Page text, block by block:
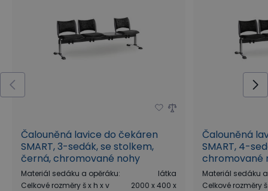
Čalouněná lavice do čekáren
SMART, 3-sedák, se stolkem,
černá, chromované nohy
Materiál sedáku a opěráku:
látka
Celkové rozměry š x h x v
2000 x 400 x
Čalouněná
SMART, 4-
chromované
Materiál sedáku
Celkové rozměry